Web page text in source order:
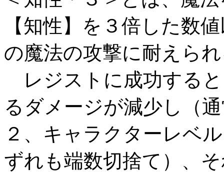
【知性】を３倍した数
の魔法の攻撃に耐えら
レジストに成功する
るダメージが減少し（
２、キャラクターレベ
ずれも端数切捨て）、